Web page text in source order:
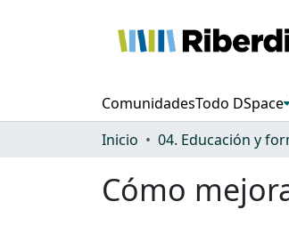
ComunidadesTodo DSpace
Inicio
04. Educación y
Cómo